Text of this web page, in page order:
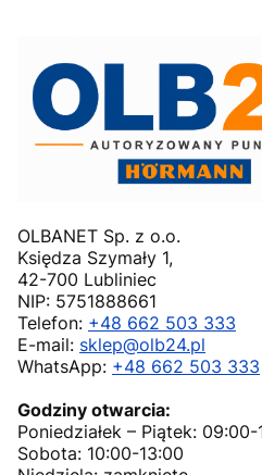
OLBANET Sp. z o.o.
Księdza Szymały 1,
42-700 Lubliniec
NIP: 5751888661
Telefon: +48 662 503 333
E-mail: sklep@olb24.pl
WhatsApp: +48 662 503 333
Godziny otwarcia:
Poniedziałek – Piątek: 09:00-
Sobota: 10:00-13:00